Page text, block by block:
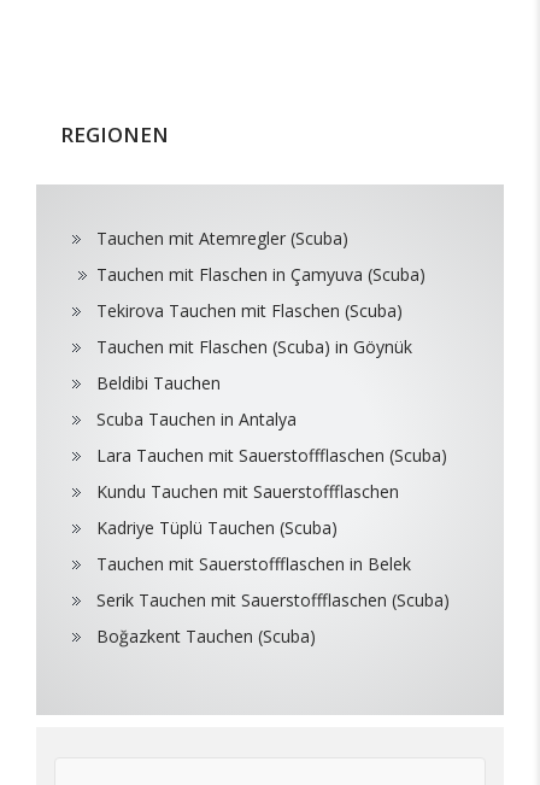
REGIONEN
Tauchen mit Atemregler (Scuba)
Tauchen mit Flaschen in Çamyuva (Scuba)
Tekirova Tauchen mit Flaschen (Scuba)
Tauchen mit Flaschen (Scuba) in Göynük
Beldibi Tauchen
Scuba Tauchen in Antalya
Lara Tauchen mit Sauerstoffflaschen (Scuba)
Kundu Tauchen mit Sauerstoffflaschen
Kadriye Tüplü Tauchen (Scuba)
Tauchen mit Sauerstoffflaschen in Belek
Serik Tauchen mit Sauerstoffflaschen (Scuba)
Boğazkent Tauchen (Scuba)